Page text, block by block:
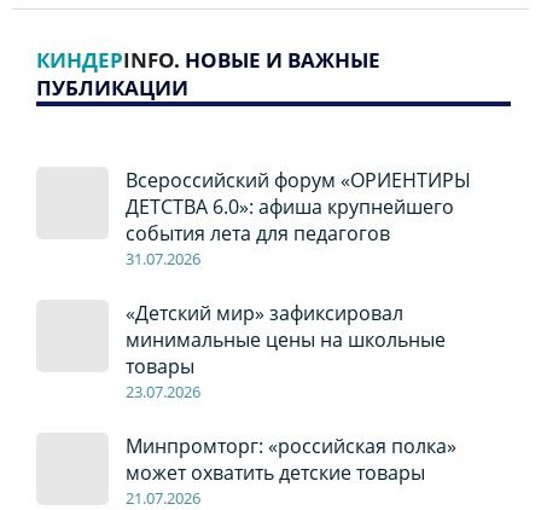
КИНДЕРINFO. НОВЫЕ И ВАЖНЫЕ
ПУБЛИКАЦИИ
Всероссийский форум «ОРИЕНТИРЫ
ДЕТСТВА 6.0»: афиша крупнейшего
события лета для педагогов
31.07.2026
«Детский мир» зафиксировал
минимальные цены на школьные
товары
23.07.2026
Минпромторг: «российская полка»
может охватить детские товары
21.07.2026